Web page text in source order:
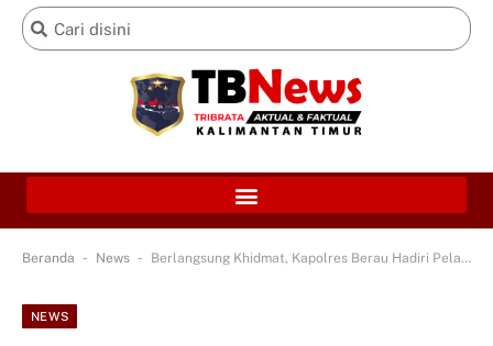
Beranda - News - Berlangsung Khidmat, Kapolres Berau Hadiri Pelantikan Bupati dan Wakil Bupati Berau
NEWS